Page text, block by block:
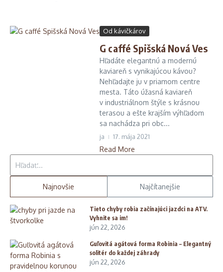
Od kávičkárov
G caffé Spišská Nová Ves
Hľadáte elegantnú a modernú
kaviareň s vynikajúcou kávou?
Nehľadajte ju v priamom centre
mesta. Táto úžasná kaviareň
v industriálnom štýle s krásnou
terasou a ešte krajším výhľadom
sa nachádza pri obc...
ja 17. mája 2021
Read More
Najnovšie Najčítanejšie
Tieto chyby robia začínajúci jazdci na ATV.
Vyhnite sa im!
jún 22, 2026
Guľovitá agátová forma Robinia – Elegantný
solitér do každej záhrady
jún 22, 2026